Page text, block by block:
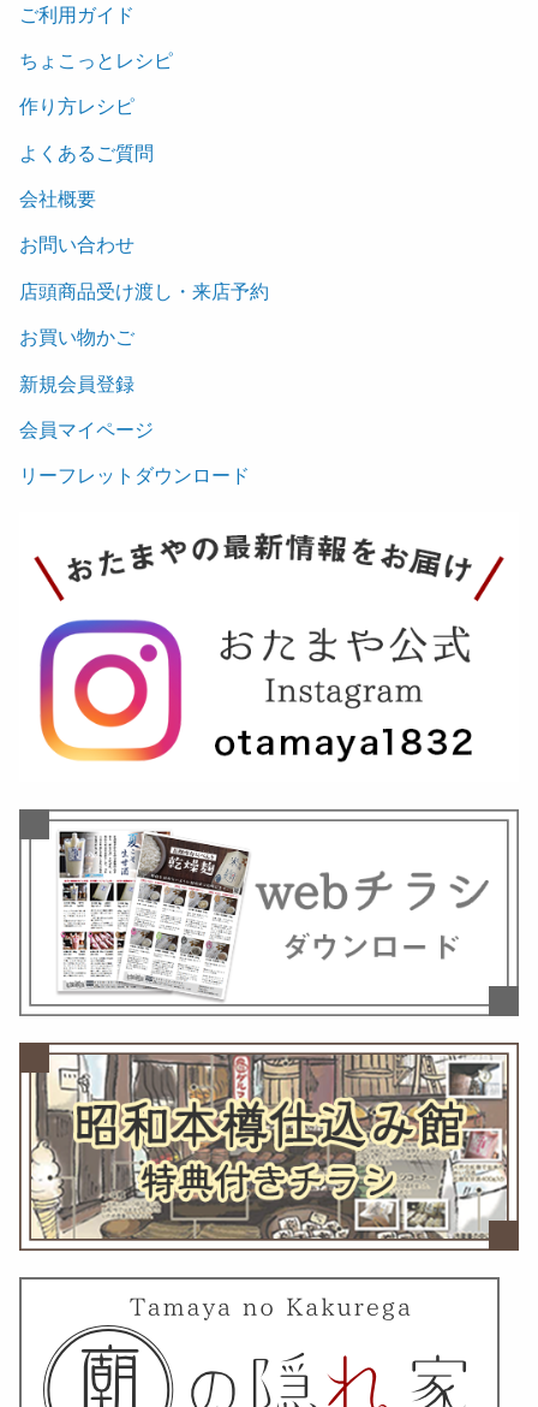
ご利用ガイド
ちょこっとレシピ
作り方レシピ
よくあるご質問
会社概要
お問い合わせ
店頭商品受け渡し・来店予約
お買い物かご
新規会員登録
会員マイページ
リーフレットダウンロード